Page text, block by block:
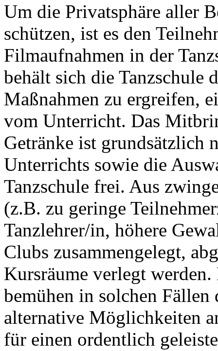
Um die Privatsphäre aller
schützen, ist es den
Filmaufnahmen in der
behält sich die Tanzschule
Maßnahmen zu ergreifen,
vom Unterricht. Das
Getränke ist grundsätzlich
Unterrichts sowie die
Tanzschule frei. Aus
(z.B. zu geringe
Tanzlehrer/in, höhere
Clubs zusammengelegt,
Kursräume verlegt
bemühen in solchen
alternative Möglichkeiten
für einen ordentlich